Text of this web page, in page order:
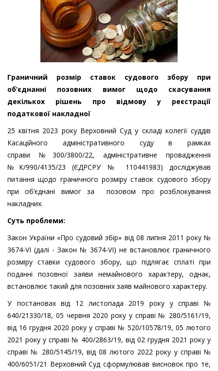
Граничний розмір ставок судового збору при
об’єднанні позовних вимог щодо скасування
декількох рішень про відмову у реєстрації
податкової накладної
25 квітня 2023 року Верховний Суд у складі колегії суддів
Касаційного адміністративного суду в рамках
справи №300/3800/22, адміністративне провадження
№К/990/4135/23 (ЄДРСРУ № 110441983) досліджував
питання щодо граничного розміру ставок судового збору
при об’єднані вимог за позовом про розблокування
накладних.
Суть проблеми:
Закон України «Про судовий збір» від 08 липня 2011 року №
3674-VI (далі - Закон № 3674-VI) не встановлює граничного
розміру ставки судового збору, що підлягає сплаті при
поданні позовної заяви немайнового характеру, однак,
встановлює такий для позовних заяв майнового характеру.
У постановах від 12 листопада 2019 року у справі №
640/21330/18, 05 червня 2020 року у справі № 280/5161/19,
від 16 грудня 2020 року у справі № 520/10578/19, 05 лютого
2021 року у справі № 400/2863/19, від 02 грудня 2021 року у
справі № 280/5145/19, від 08 лютого 2022 року у справі №
400/6051/21 Верховний Суд сформулював висновок про те,